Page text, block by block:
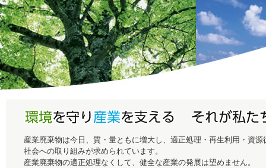
産業廃棄物は今日、質・量ともに増大し、適正処理・再生利用・資
社会への取り組みが求められています。
産業廃棄物の適正処理なくして、健全な産業の発展は望めません。